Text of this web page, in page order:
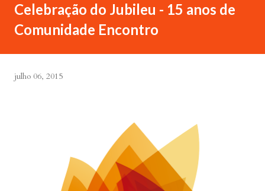
Celebração do Jubileu - 15 anos de
Comunidade Encontro
julho 06, 2015